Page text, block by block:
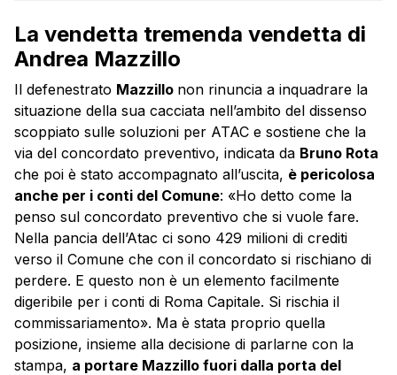
La vendetta tremenda vendetta di
Andrea Mazzillo
Il defenestrato Mazzillo non rinuncia a inquadrare la
situazione della sua cacciata nell’ambito del dissenso
scoppiato sulle soluzioni per ATAC e sostiene che la
via del concordato preventivo, indicata da Bruno Rota
che poi è stato accompagnato all’uscita, è pericolosa
anche per i conti del Comune: «Ho detto come la
penso sul concordato preventivo che si vuole fare.
Nella pancia dell’Atac ci sono 429 milioni di crediti
verso il Comune che con il concordato si rischiano di
perdere. E questo non è un elemento facilmente
digeribile per i conti di Roma Capitale. Si rischia il
commissariamento». Ma è stata proprio quella
posizione, insieme alla decisione di parlarne con la
stampa, a portare Mazzillo fuori dalla porta del